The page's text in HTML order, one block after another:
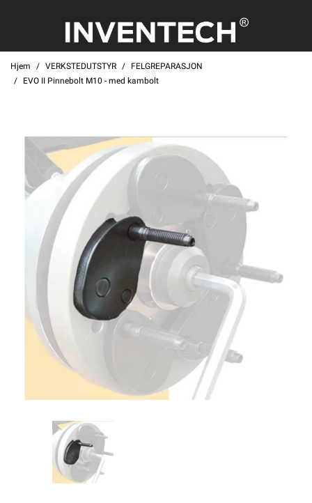
Hjem VERKSTEDUTSTYR
FELGREPARASJON
EVO II Pinnebolt M10 - med kambolt